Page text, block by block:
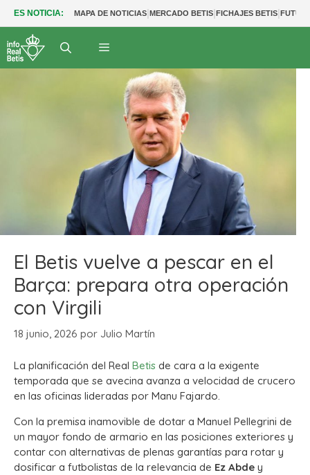
ES NOTICIA: MAPA DE NOTICIAS|MERCADO BETIS|FICHAJES BETIS|
El Betis vuelve a pescar en el
Barça: prepara otra operación
con Virgili
18 junio, 2026 por Julio Martín
La planificación del Real Betis de cara a la exigente
temporada que se avecina avanza a velocidad de crucero
en las oficinas lideradas por Manu Fajardo.
Con la premisa inamovible de dotar a Manuel Pellegrini de
un mayor fondo de armario en las posiciones exteriores y
contar con alternativas de plenas garantías para rotar y
dosificar a futbolistas de la relevancia de Ez Abde y